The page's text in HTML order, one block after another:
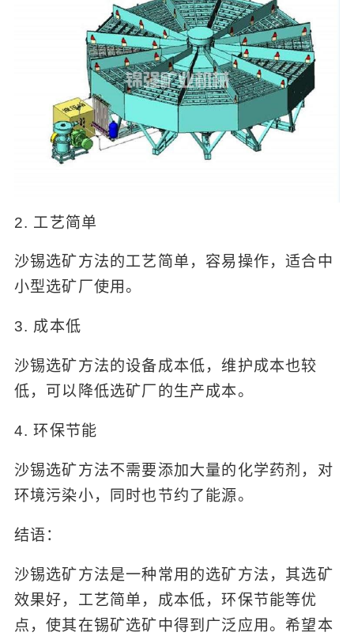
2. 工艺简单
沙锡选矿方法的工艺简单，容易操作，适合中
小型选矿厂使用。
3. 成本低
沙锡选矿方法的设备成本低，维护成本也较
低，可以降低选矿厂的生产成本。
4. 环保节能
沙锡选矿方法不需要添加大量的化学药剂，对
环境污染小，同时也节约了能源。
结语：
沙锡选矿方法是一种常用的选矿方法，其选矿
效果好，工艺简单，成本低，环保节能等优
点，使其在锡矿选矿中得到广泛应用。希望本